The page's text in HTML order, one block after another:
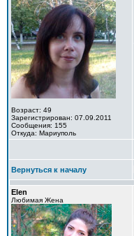
Возраст: 49
Зарегистрирован: 07.09.2011
Сообщения: 155
Откуда: Мариуполь
Вернуться к началу
Elen
Любимая Жена